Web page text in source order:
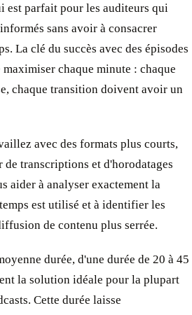
est parfait pour les auditeurs qui
sans avoir à consacrer
La clé du succès avec des épisodes
chaque minute : chaque
chaque transition doivent avoir un
avec des formats plus courts,
de transcriptions et d'horodatages
aider à analyser exactement la
est utilisé et à identifier les
de contenu plus serrée.
durée, d'une durée de 20 à 45
la solution idéale pour la plupart
Cette durée laisse